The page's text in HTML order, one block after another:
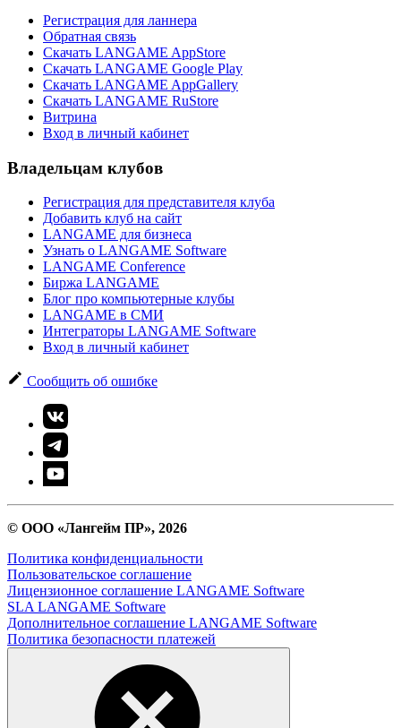
Регистрация для ланнера
Обратная связь
Скачать LANGAME AppStore
Скачать LANGAME Google Play
Скачать LANGAME AppGallery
Скачать LANGAME RuStore
Витрина
Вход в личный кабинет
Владельцам клубов
Регистрация для представителя клуба
Добавить клуб на сайт
LANGAME для бизнеса
Узнать о LANGAME Software
LANGAME Conference
Биржа LANGAME
Блог про компьютерные клубы
LANGAME в СМИ
Интеграторы LANGAME Software
Вход в личный кабинет
Сообщить об ошибке
© ООО «Лангейм ПР», 2026
Политика конфиденциальности
Пользовательское соглашение
Лицензионное соглашение LANGAME Software
SLA LANGAME Software
Дополнительное соглашение LANGAME Software
Политика безопасности платежей